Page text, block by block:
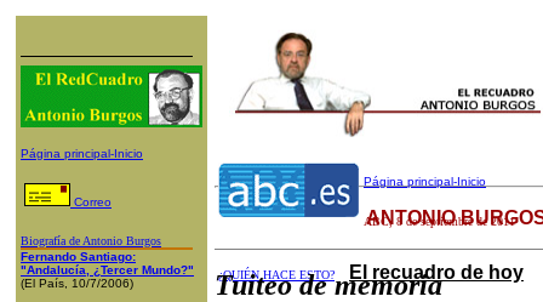
Página principal-Inicio
Correo
Biografía de Antonio Burgos
Fernando Santiago:
"Andalucía, ¿Tercer Mundo?"
(El País, 10/7/2006)
Página principal-Inicio
ABC, 8 de septiembre de 2011
¿QUIÉN HACE ESTO? El recuadro de hoy
ANTONIO
Tuiteo de memoria